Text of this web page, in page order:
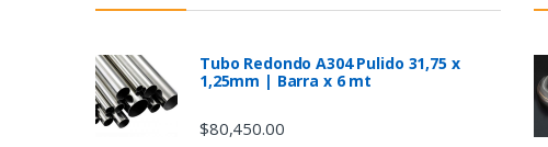
Tubo Redondo A304 Pulido 31,75 x
1,25mm | Barra x 6 mt
$80,450.00